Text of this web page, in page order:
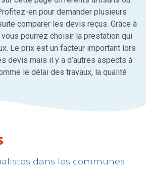
en pour demander plusieurs
comparer les devis reçus. Grâce à
pourrez choisir la prestation qui
Le prix est un facteur important lors
devis mais il y a d’autres aspects à
le délai des travaux, la qualité
dans les communes